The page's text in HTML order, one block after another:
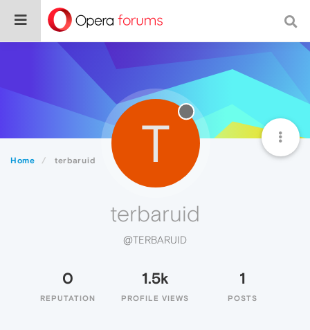
Home terbaruid T
terbaruid
@TERBARUID
0
REPUTATION
1.5k
PROFILE VIEWS
1
POSTS